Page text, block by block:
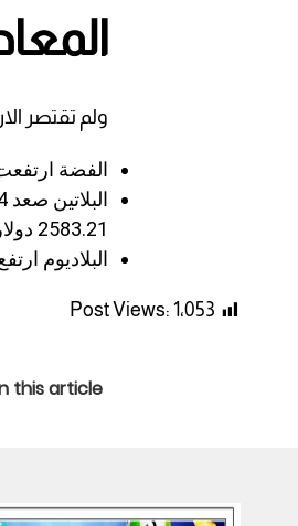
ولم تقتصر
الفضة ارتفعت 3.5% إلى 96.45 دولارًا للأونصة، قرب ذروتها عند 96.51
2583.21 دولارا.
البلاديوم ارتفع 2.9% ليصل إلى 1892.55 دولارا
Post Views: 1٬053
this article: